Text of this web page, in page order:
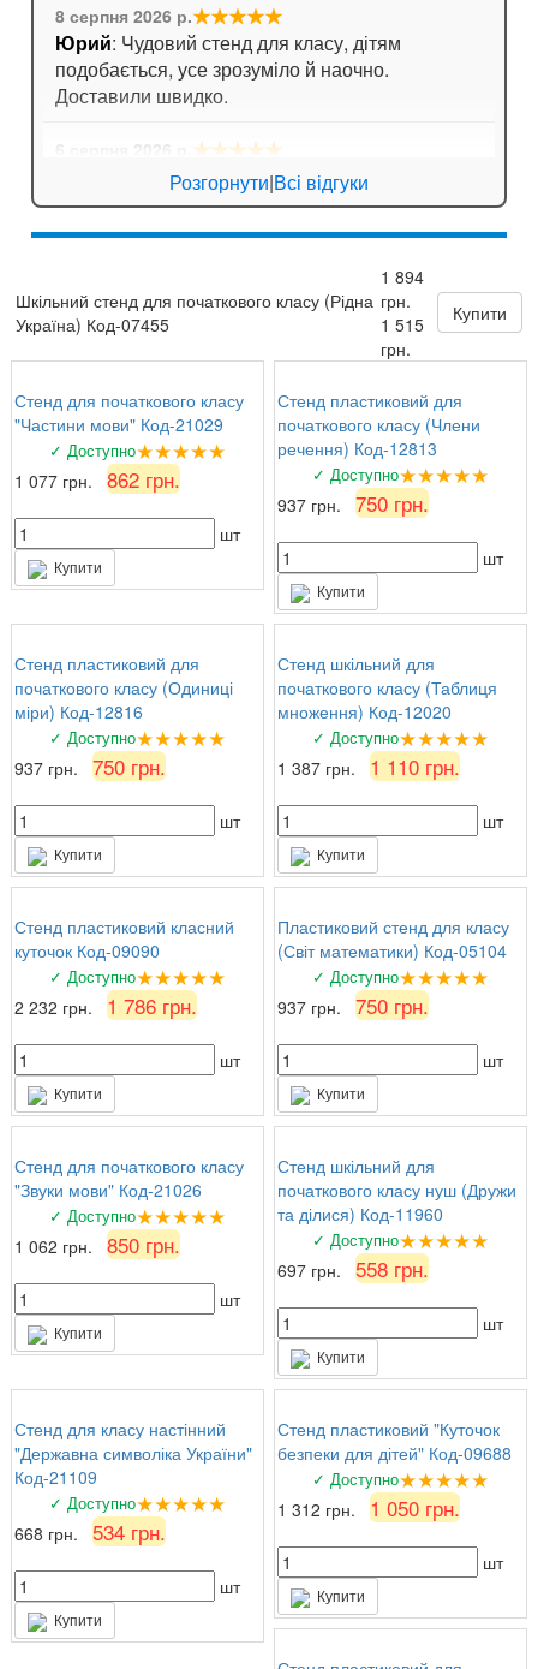
8 серпня 2026 р.★★★★★
Юрий: Чудовий стенд для класу, дітям
подобається, усе зрозуміло й наочно.
Доставили швидко.
★★★★★
: Стенд для кабінету хімії дуже яскравий,
вчителі задоволені!
: Замовляли
комплект стендів з техніки безпеки. Все на
найвищому рівні, вчителі та учні задоволені!
Розгорнути|Всі відгуки
Шкільний стенд для початкового класу (Рідна
Україна) Код-07455
1 894
грн.
1 515
грн.
Купити
Стенд для початкового класу
"Частини мови" Код-21029
✓ Доступно★★★★★
1 077 грн. 862 грн.
шт
Купити
Стенд пластиковий для
початкового класу (Члени
речення) Код-12813
✓ Доступно★★★★★
937 грн. 750 грн.
шт
Купити
Стенд пластиковий для
початкового класу (Одиниці
міри) Код-12816
✓ Доступно★★★★★
937 грн. 750 грн.
шт
Купити
Стенд шкільний для
початкового класу (Таблиця
множення) Код-12020
✓ Доступно★★★★★
1 387 грн. 1 110 грн.
шт
Купити
Стенд пластиковий класний
куточок Код-09090
✓ Доступно★★★★★
2 232 грн. 1 786 грн.
шт
Купити
Пластиковий стенд для класу
(Світ математики) Код-05104
✓ Доступно★★★★★
937 грн. 750 грн.
шт
Купити
Стенд для початкового класу
"Звуки мови" Код-21026
✓ Доступно★★★★★
1 062 грн. 850 грн.
шт
Купити
Стенд шкільний для
початкового класу нуш (Дружи
та ділися) Код-11960
✓ Доступно★★★★★
697 грн. 558 грн.
шт
Купити
Стенд для класу настінний
"Державна символіка України"
Код-21109
✓ Доступно★★★★★
668 грн. 534 грн.
шт
Купити
Стенд пластиковий "Куточок
безпеки для дітей" Код-09688
✓ Доступно★★★★★
1 312 грн. 1 050 грн.
шт
Купити